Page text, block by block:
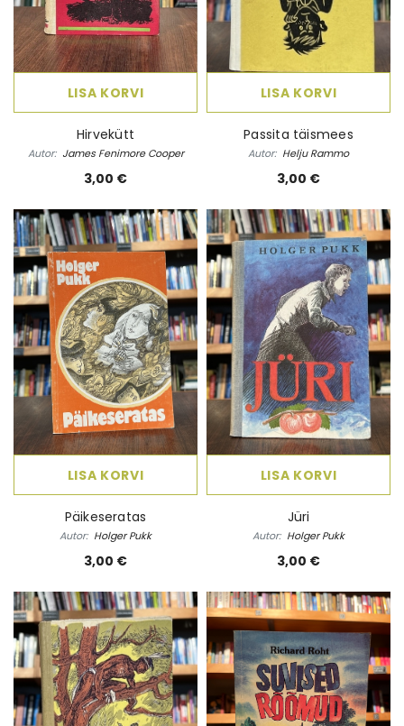
LISA KORVI
Hirvekütt
Autor: James Fenimore Cooper
3,00 €
LISA KORVI
Passita täismees
Autor: Helju Rammo
3,00 €
LISA KORVI
Päikeseratas
Autor: Holger Pukk
3,00 €
LISA KORVI
Jüri
Autor: Holger Pukk
3,00 €